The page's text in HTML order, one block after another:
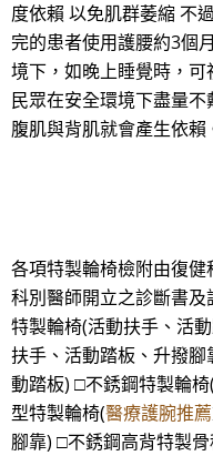
度依賴 以免肌群萎縮 不
完的患者使用護腰約3個
境下，如晚上睡覺時，
民眾在安全環境下盡量不
腹肌與背肌就會產生依賴
各項特製輪椅檢附由復
科別醫師開立之診斷書
特製輪椅(活動扶手、活
扶手、活動踏板、升撥
動踏板) □不銹鋼特製輪
型特製輪椅(醫療護腕推薦
腳靠) □不銹鋼高背特製